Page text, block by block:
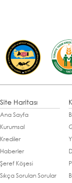
Site Haritası
Ana Sayfa
Kurumsal
Krediler
Haberler
Şeref Köşesi
Sıkça Sorulan Sorular